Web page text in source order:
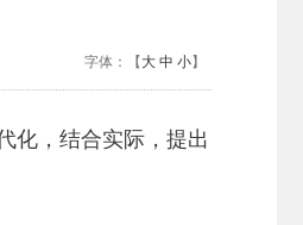
字体：【 大 中 小】
化，结合实际，提出